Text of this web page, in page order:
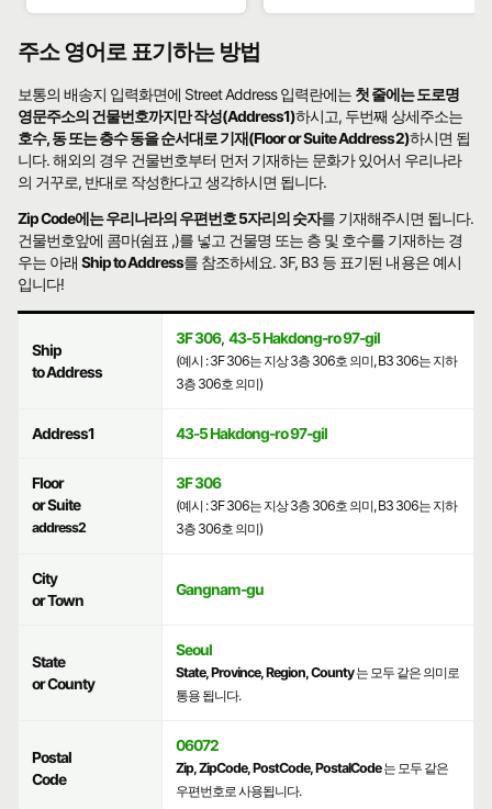
주소 영어로 표기하는 방법
보통의 배송지 입력화면에 Street Address 입력란에는 첫 줄에는 도로명
영문주소의 건물번호까지만 작성(Address1)하시고, 두번째 상세주소는
호수, 동 또는 층수 동을 순서대로 기재(Floor or Suite Address2)하시면 됩
니다. 해외의 경우 건물번호부터 먼저 기재하는 문화가 있어서 우리나라
의 거꾸로, 반대로 작성한다고 생각하시면 됩니다.
Zip Code에는 우리나라의 우편번호 5자리의 숫자를 기재해주시면 됩니다.
건물번호앞에 콤마(쉼표 ,)를 넣고 건물명 또는 층 및 호수를 기재하는 경
우는 아래Ship to Address를 참조하세요. 3F, B3 등 표기된 내용은 예시
입니다!
Ship
to Address
3F 306, 43-5 Hakdong-ro 97-gil
(예시 : 3F 306는 지상 3층 306호 의미, B3 306는 지하
3층 306호 의미)
Address1 43-5 Hakdong-ro 97-gil
Floor
or Suite
address2
3F 306
(예시 : 3F 306는 지상 3층 306호 의미, B3 306는 지하
3층 306호 의미)
City
or Town
Gangnam-gu
State
or County
Seoul
State, Province, Region, County는 모두 같은 의미로
통용 됩니다.
Postal
Code
06072
Zip, ZipCode, PostCode, PostalCode는 모두 같은
우편번호로 사용됩니다.